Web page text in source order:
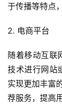
页
于
案
于传播等特点
2. 电商平台
随着移动互联
技术进行网站
实现更加丰富
荐服务，提高